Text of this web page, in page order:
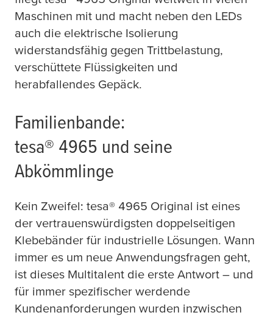
Maschinen mit und macht neben den LEDs
auch die elektrische Isolierung
widerstandsfähig gegen Trittbelastung,
verschüttete Flüssigkeiten und
herabfallendes Gepäck.
Familienbande:
tesa® 4965 und seine
Abkömmlinge
Kein Zweifel: tesa® 4965 Original ist eines
der vertrauenswürdigsten doppelseitigen
Klebebänder für industrielle Lösungen. Wann
immer es um neue Anwendungsfragen geht,
ist dieses Multitalent die erste Antwort – und
für immer spezifischer werdende
Kundenanforderungen wurden inzwischen